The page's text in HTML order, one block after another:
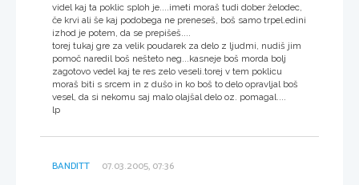
videl kaj ta poklic sploh je....imeti moraš tudi dober želodec,
če krvi ali še kaj podobega ne preneseš, boš samo trpel.edini
izhod je potem, da se prepišeš....
torej tukaj gre za velik poudarek za delo z ljudmi, nudiš jim
pomoč naredil boš nešteto neg...kasneje boš morda bolj
zagotovo vedel kaj te res zelo veseli.torej v tem poklicu
moraš biti s srcem in z dušo in ko boš to delo opravljal boš
vesel, da si nekomu saj malo olajšal delo oz. pomagal....
lp
BANDITT 07.03.2005, 07:36